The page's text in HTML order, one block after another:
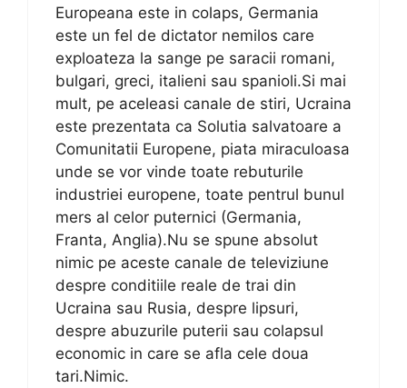
Europeana este in colaps, Germania
este un fel de dictator nemilos care
exploateza la sange pe saracii romani,
bulgari, greci, italieni sau spanioli.Si mai
mult, pe aceleasi canale de stiri, Ucraina
este prezentata ca Solutia salvatoare a
Comunitatii Europene, piata miraculoasa
unde se vor vinde toate rebuturile
industriei europene, toate pentrul bunul
mers al celor puternici (Germania,
Franta, Anglia).Nu se spune absolut
nimic pe aceste canale de televiziune
despre conditiile reale de trai din
Ucraina sau Rusia, despre lipsuri,
despre abuzurile puterii sau colapsul
economic in care se afla cele doua
tari.Nimic.